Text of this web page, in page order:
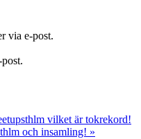
via e-post.
vilket är tokrekord!
och insamling! »